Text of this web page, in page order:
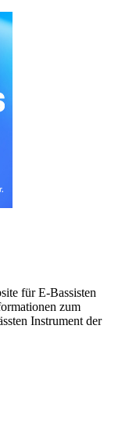
für E-Bassisten
zum
Instrument der